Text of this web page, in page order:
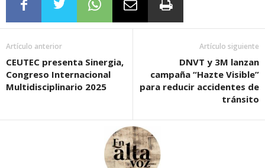
Artículo anterior
CEUTEC presenta Sinergia,
Congreso Internacional
Multidisciplinario 2025
Artículo siguiente
DNVT y 3M lanzan
campaña “Hazte Visible”
para reducir accidentes de
tránsito